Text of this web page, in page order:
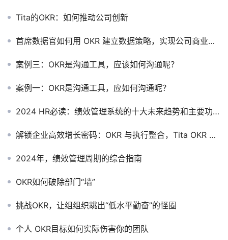
Tita的OKR：如何推动公司创新
首席数据官如何用 OKR 建立数据策略，实现公司商业战略！
案例三：OKR是沟通工具，应该如何沟通呢？
案例一：OKR是沟通工具，应如何沟通呢？
2024 HR必读：绩效管理系统的十大未来趋势和主要功能🔥🔥🔥
解锁企业高效增长密码：OKR 与执行整合，Tita OKR 软件助力前行
2024年，绩效管理周期的综合指南
OKR如何破除部门“墙”
挑战OKR，让组组织跳出“低水平勤奋”的怪圈
个人 OKR目标如何实际伤害你的团队